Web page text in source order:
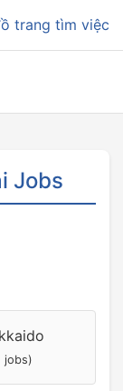
trang tìm việc
Jobs
jobs)